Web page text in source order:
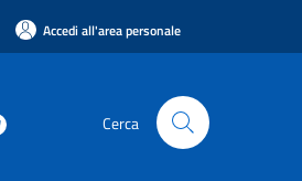
Accedi all'area personale
Cerca